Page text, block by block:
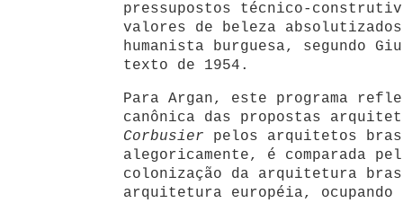
pressupostos técnico-
valores de beleza
humanista burguesa, segundo
texto de 1954.
Para Argan, este programa
canônica das propostas
Corbusier pelos arquitetos
alegoricamente, é comparada
colonização da arquitetura
arquitetura européia, ocupando